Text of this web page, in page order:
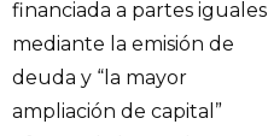
financiada a partes iguales
mediante la emisión de
deuda y “la mayor
ampliación de capital”